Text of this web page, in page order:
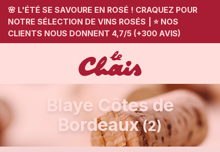
🌸 L'ÉTÉ SE SAVOURE EN ROSÉ ! CRAQUEZ POUR
NOTRE SÉLECTION DE VINS ROSÉS
⭐ NOS
CLIENTS NOUS DONNENT 4,7/5 (+300 AVIS)
Blaye Côtes de
Bordeaux(2)